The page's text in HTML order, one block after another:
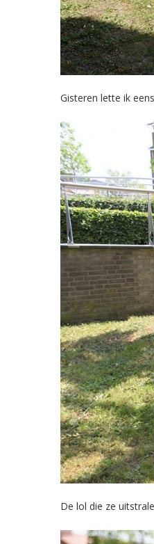
Gisteren lette ik
De lol die ze